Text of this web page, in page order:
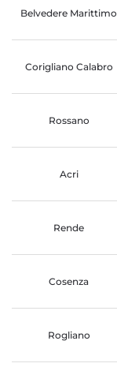
Belvedere Marittimo
Corigliano Calabro
Rossano
Acri
Rende
Cosenza
Rogliano